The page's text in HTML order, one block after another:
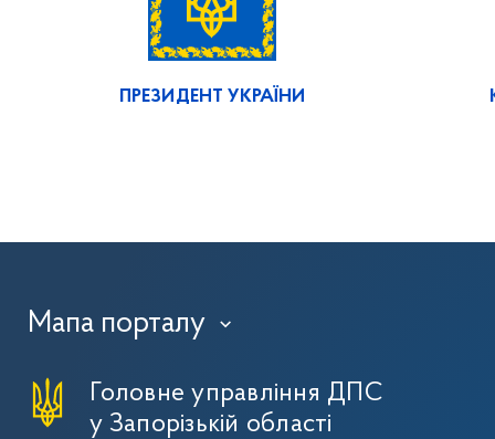
ПРЕЗИДЕНТ УКРАЇНИ
Мапа порталу ›
Головне управління ДПС
у Запорізькій області